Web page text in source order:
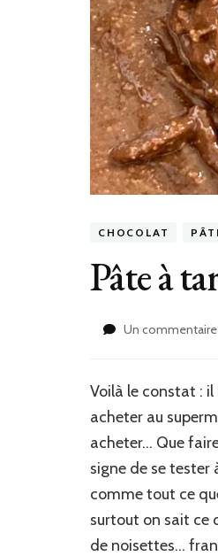
CHOCOLAT
Pâte à
Un commentaire
Voilà le constat : il
acheter au
acheter… Que
signe de se
comme tout ce
surtout on sait ce
de noisettes…